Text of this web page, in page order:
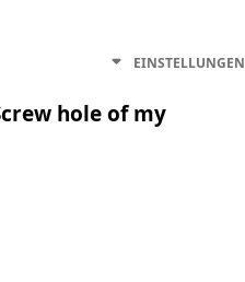
EINSTELLUNGEN
hole of my